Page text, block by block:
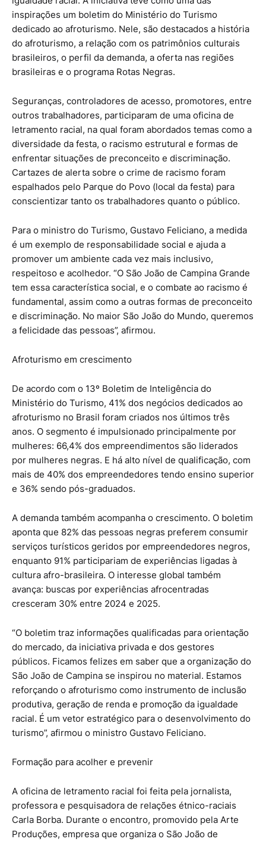
inspirações um boletim do Ministério do Turismo
dedicado ao afroturismo. Nele, são destacados a história
do afroturismo, a relação com os patrimônios culturais
brasileiros, o perfil da demanda, a oferta nas regiões
brasileiras e o programa Rotas Negras.
Seguranças, controladores de acesso, promotores, entre
outros trabalhadores, participaram de uma oficina de
letramento racial, na qual foram abordados temas como a
diversidade da festa, o racismo estrutural e formas de
enfrentar situações de preconceito e discriminação.
Cartazes de alerta sobre o crime de racismo foram
espalhados pelo Parque do Povo (local da festa) para
conscientizar tanto os trabalhadores quanto o público.
Para o ministro do Turismo, Gustavo Feliciano, a medida
é um exemplo de responsabilidade social e ajuda a
promover um ambiente cada vez mais inclusivo,
respeitoso e acolhedor. “O São João de Campina Grande
tem essa característica social, e o combate ao racismo é
fundamental, assim como a outras formas de preconceito
e discriminação. No maior São João do Mundo, queremos
a felicidade das pessoas”, afirmou.
Afroturismo em crescimento
De acordo com o 13º Boletim de Inteligência do
Ministério do Turismo, 41% dos negócios dedicados ao
afroturismo no Brasil foram criados nos últimos três
anos. O segmento é impulsionado principalmente por
mulheres: 66,4% dos empreendimentos são liderados
por mulheres negras. E há alto nível de qualificação, com
mais de 40% dos empreendedores tendo ensino superior
e 36% sendo pós-graduados.
A demanda também acompanha o crescimento. O boletim
aponta que 82% das pessoas negras preferem consumir
serviços turísticos geridos por empreendedores negros,
enquanto 91% participariam de experiências ligadas à
cultura afro-brasileira. O interesse global também
avança: buscas por experiências afrocentradas
cresceram 30% entre 2024 e 2025.
“O boletim traz informações qualificadas para orientação
do mercado, da iniciativa privada e dos gestores
públicos. Ficamos felizes em saber que a organização do
São João de Campina se inspirou no material. Estamos
reforçando o afroturismo como instrumento de inclusão
produtiva, geração de renda e promoção da igualdade
racial. É um vetor estratégico para o desenvolvimento do
turismo”, afirmou o ministro Gustavo Feliciano.
Formação para acolher e prevenir
A oficina de letramento racial foi feita pela jornalista,
professora e pesquisadora de relações étnico-raciais
Carla Borba. Durante o encontro, promovido pela Arte
Produções, empresa que organiza o São João de